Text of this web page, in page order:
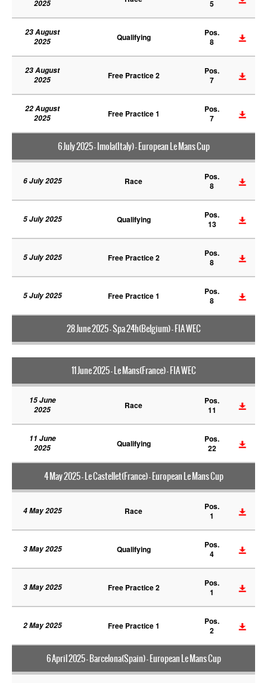
2025
5
23 August
2025
Qualifying
Pos.
8
23 August
2025
Free Practice 2
Pos.
7
22 August
2025
Free Practice 1
Pos.
7
6 July 2025 - Imola(Italy) - European Le Mans Cup
6 July 2025 Race
Pos.
8
5 July 2025 Qualifying
Pos.
13
5 July 2025 Free Practice 2
Pos.
8
5 July 2025 Free Practice 1
Pos.
8
28 June 2025 - Spa 24h(Belgium) - FIA WEC
11 June 2025 - Le Mans(France) - FIA WEC
15 June
2025
Race
Pos.
11
11 June
2025
Qualifying
Pos.
22
4 May 2025 - Le Castellet(France) - European Le Mans Cup
4 May 2025 Race
Pos.
1
3 May 2025 Qualifying
Pos.
4
3 May 2025 Free Practice 2
Pos.
1
2 May 2025 Free Practice 1
Pos.
2
6 April 2025 - Barcelona(Spain) - European Le Mans Cup